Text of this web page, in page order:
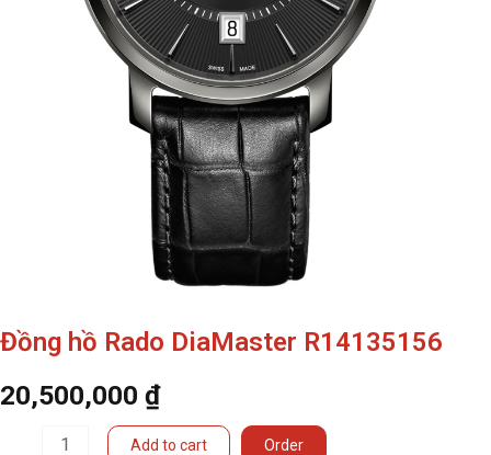
Đồng hồ Rado DiaMaster R14135156
20,500,000 ₫
Add to cart Order